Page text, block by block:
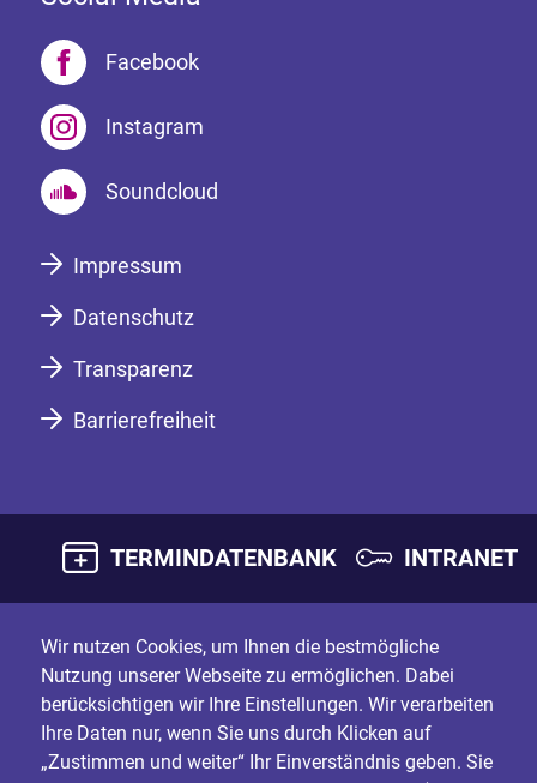
Facebook
Instagram
Soundcloud
Impressum
Datenschutz
Transparenz
Barrierefreiheit
TERMINDATENBANK INTRANET
Wir nutzen Cookies, um Ihnen die bestmögliche
Nutzung unserer Webseite zu ermöglichen. Dabei
berücksichtigen wir Ihre Einstellungen. Wir verarbeiten
Ihre Daten nur, wenn Sie uns durch Klicken auf
„Zustimmen und weiter“ Ihr Einverständnis geben. Sie